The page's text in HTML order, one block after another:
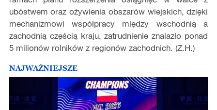
ubóstwem oraz ożywienia obszarów wiejskich, dzięki
mechanizmowi współpracy między wschodnią a
zachodnią częścią kraju, zatrudnienie znalazło ponad
5 milionów rolników z regionów zachodnich. (Z.H.)
NAJWAŻNIEJSZE